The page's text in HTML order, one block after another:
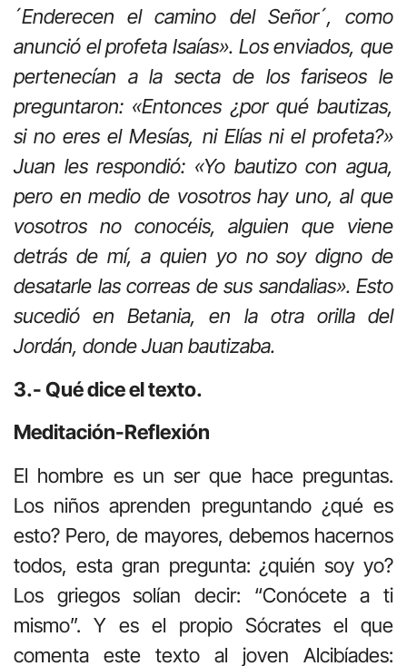
´Enderecen el camino del Señor´, como
anunció el profeta Isaías». Los enviados, que
pertenecían a la secta de los fariseos le
preguntaron: «Entonces ¿por qué bautizas,
si no eres el Mesías, ni Elías ni el profeta?»
Juan les respondió: «Yo bautizo con agua,
pero en medio de vosotros hay uno, al que
vosotros no conocéis, alguien que viene
detrás de mí, a quien yo no soy digno de
desatarle las correas de sus sandalias». Esto
sucedió en Betania, en la otra orilla del
Jordán, donde Juan bautizaba.
3.- Qué dice el texto.
Meditación-Reflexión
El hombre es un ser que hace preguntas.
Los niños aprenden preguntando ¿qué es
esto? Pero, de mayores, debemos hacernos
todos, esta gran pregunta: ¿quién soy yo?
Los griegos solían decir: “Conócete a ti
mismo”. Y es el propio Sócrates el que
comenta este texto al joven Alcibíades: